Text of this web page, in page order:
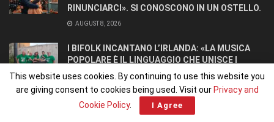
RINUNCIARCI». SI CONOSCONO IN UN OSTELLO.
AUGUST 8, 2026
I BIFOLK INCANTANO L’IRLANDA: «LA MUSICA
POPOLARE È IL LINGUAGGIO CHE UNISCE I
POPOLI»
JULY 31, 2026
This website uses cookies. By continuing to use this website you
are giving consent to cookies being used. Visit our Privacy and
Cookie Policy. I Agree